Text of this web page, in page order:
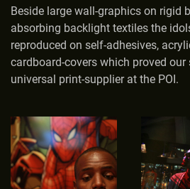
Beside large wall-graphics on rigid
absorbing backlight textiles the
reproduced on self-adhesives,
cardboard-covers which proved our
universal print-supplier at the POI.